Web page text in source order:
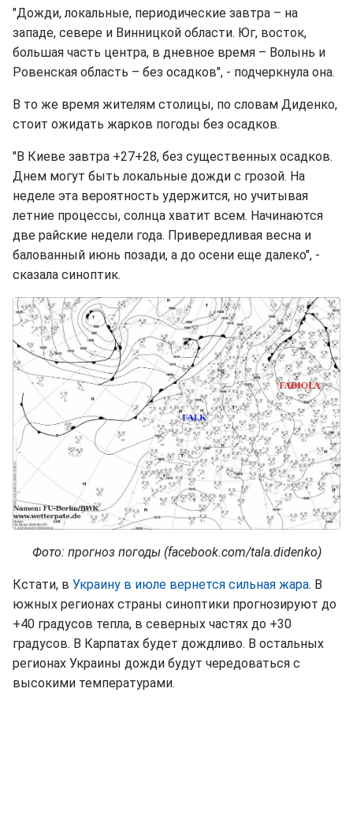
"Дожди, локальные, периодические завтра – на
западе, севере и Винницкой области. Юг, восток,
большая часть центра, в дневное время – Волынь и
Ровенская область – без осадков", - подчеркнула она.
В то же время жителям столицы, по словам Диденко,
стоит ожидать жарков погоды без осадков.
"В Киеве завтра +27+28, без существенных осадков.
Днем могут быть локальные дожди с грозой. На
неделе эта вероятность удержится, но учитывая
летние процессы, солнца хватит всем. Начинаются
две райские недели года. Привередливая весна и
балованный июнь позади, а до осени еще далеко", -
сказала синоптик.
Фото: прогноз погоды (facebook.com/tala.didenko)
Кстати, в Украину в июле вернется сильная жара. В
южных регионах страны синоптики прогнозируют до
+40 градусов тепла, в северных частях до +30
градусов. В Карпатах будет дождливо. В остальных
регионах Украины дожди будут чередоваться с
высокими температурами.